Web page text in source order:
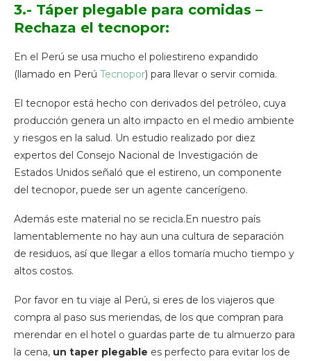
3.- Táper plegable para comidas –
Rechaza el tecnopor:
En el Perú se usa mucho el poliestireno expandido
(llamado en Perú Tecnopor) para llevar o servir comida.
El tecnopor está hecho con derivados del petróleo, cuya
producción genera un alto impacto en el medio ambiente
y riesgos en la salud. Un estudio realizado por diez
expertos del Consejo Nacional de Investigación de
Estados Unidos señaló que el estireno, un componente
del tecnopor, puede ser un agente cancerígeno.
Además este material no se recicla.En nuestro país
lamentablemente no hay aun una cultura de separación
de residuos, así que llegar a ellos tomaría mucho tiempo y
altos costos.
Por favor en tu viaje al Perú, si eres de los viajeros que
compra al paso sus meriendas, de los que compran para
merendar en el hotel o guardas parte de tu almuerzo para
la cena, un taper plegable es perfecto para evitar los de